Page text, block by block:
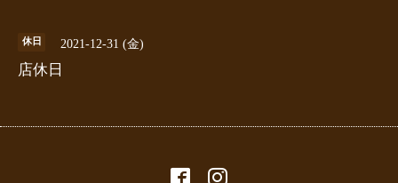
休日 2021-12-31 (金)
店休日